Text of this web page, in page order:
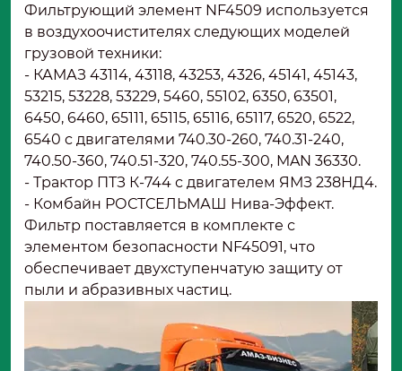
Фильтрующий элемент NF4509 используется
в воздухоочистителях следующих моделей
грузовой техники:
- КАМАЗ 43114, 43118, 43253, 4326, 45141, 45143,
53215, 53228, 53229, 5460, 55102, 6350, 63501,
6450, 6460, 65111, 65115, 65116, 65117, 6520, 6522,
6540 с двигателями 740.30-260, 740.31-240,
740.50-360, 740.51-320, 740.55-300, MAN 36330.
- Трактор ПТЗ К-744 с двигателем ЯМЗ 238НД4.
- Комбайн РОСТСЕЛЬМАШ Нива-Эффект.
Фильтр поставляется в комплекте с
элементом безопасности NF45091, что
обеспечивает двухступенчатую защиту от
пыли и абразивных частиц.